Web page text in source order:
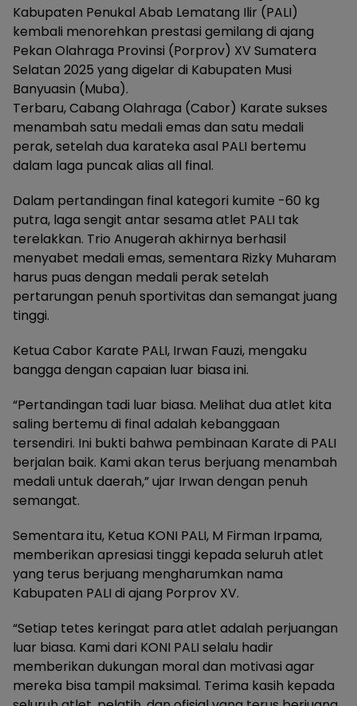
Kabupaten Penukal Abab Lematang Ilir (PALI)
kembali menorehkan prestasi gemilang di ajang
Pekan Olahraga Provinsi (Porprov) XV Sumatera
Selatan 2025 yang digelar di Kabupaten Musi
Banyuasin (Muba).
Terbaru, Cabang Olahraga (Cabor) Karate sukses
menambah satu medali emas dan satu medali
perak, setelah dua karateka asal PALI bertemu
dalam laga puncak alias all final.
Dalam pertandingan final kategori kumite -60 kg
putra, laga sengit antar sesama atlet PALI tak
terelakkan. Trio Anugerah akhirnya berhasil
menyabet medali emas, sementara Rizky Muharam
harus puas dengan medali perak setelah
pertarungan penuh sportivitas dan semangat juang
tinggi.
Ketua Cabor Karate PALI, Irwan Fauzi, mengaku
bangga dengan capaian luar biasa ini.
“Pertandingan tadi luar biasa. Melihat dua atlet kita
saling bertemu di final adalah kebanggaan
tersendiri. Ini bukti bahwa pembinaan Karate di PALI
berjalan baik. Kami akan terus berjuang menambah
medali untuk daerah,” ujar Irwan dengan penuh
semangat.
Sementara itu, Ketua KONI PALI, M Firman Irpama,
memberikan apresiasi tinggi kepada seluruh atlet
yang terus berjuang mengharumkan nama
Kabupaten PALI di ajang Porprov XV.
“Setiap tetes keringat para atlet adalah perjuangan
luar biasa. Kami dari KONI PALI selalu hadir
memberikan dukungan moral dan motivasi agar
mereka bisa tampil maksimal. Terima kasih kepada